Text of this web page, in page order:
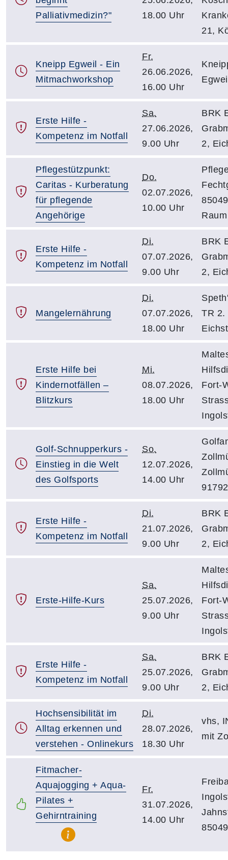
Palliativmedizin?"
18.00 Uhr
21,
Kneipp Egweil - Ein
Mitmachworkshop
Fr.
26.06.2026,
16.00 Uhr
Erste Hilfe -
Kompetenz im Notfall
Sa.
27.06.2026,
9.00 Uhr
BRK
2,
Pflegestützpunkt:
Caritas - Kurberatung
für pflegende
Angehörige
Do.
02.07.2026,
10.00 Uhr
Erste Hilfe -
Kompetenz im Notfall
Di.
07.07.2026,
9.00 Uhr
BRK
2,
Mangelernährung
Di.
07.07.2026,
18.00 Uhr
TR 2.
Erste Hilfe bei
Kindernotfällen –
Blitzkurs
Mi.
08.07.2026,
18.00 Uhr
Fort-
Golf-Schnupperkurs -
Einstieg in die Welt
des Golfsports
So.
12.07.2026,
14.00 Uhr
Erste Hilfe -
Kompetenz im Notfall
Di.
21.07.2026,
9.00 Uhr
BRK
2,
Erste-Hilfe-Kurs
Sa.
25.07.2026,
9.00 Uhr
Fort-
Erste Hilfe -
Kompetenz im Notfall
Sa.
25.07.2026,
9.00 Uhr
BRK
2,
Hochsensibilität im
Alltag erkennen und
verstehen - Onlinekurs
Di.
28.07.2026,
18.30 Uhr
vhs,
mit
Fitmacher-
Aquajogging + Aqua-
Pilates +
Gehirntraining
Fr.
31.07.2026,
14.00 Uhr